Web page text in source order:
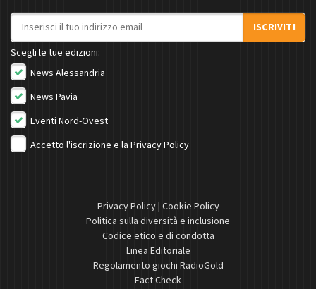
Indirizzo email
ISCRIVITI
Scegli le tue edizioni:
News Alessandria
News Pavia
Eventi Nord-Ovest
Accetto l'iscrizione e la Privacy Policy
Privacy Policy| Cookie Policy
Politica sulla diversità e inclusione
Codice etico e di condotta
Linea Editoriale
Regolamento giochi RadioGold
Fact Check